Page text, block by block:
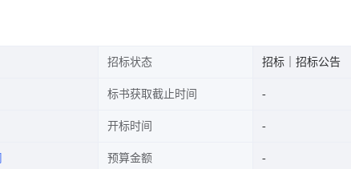
招标状态 招标｜招标公告
标书获取截止时间
开标时间
预算金额